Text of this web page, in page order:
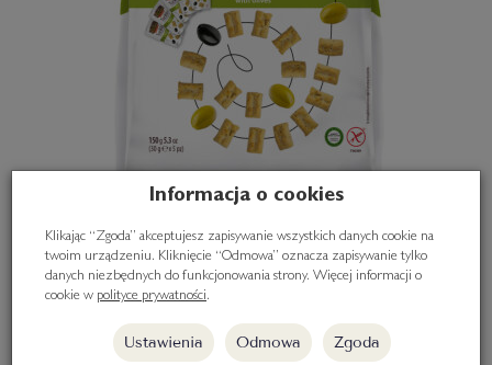
Tocket Multipack - bezglutenowa przekąska z
Informacja o cookies
Klikając “Zgoda” akceptujesz zapisywanie wszystkich danych cookie na
twoim urządzeniu. Kliknięcie “Odmowa” oznacza zapisywanie tylko
danych niezbędnych do funkcjonowania strony. Więcej informacji o
cookie w polityce prywatności.
Ustawienia Odmowa Zgoda